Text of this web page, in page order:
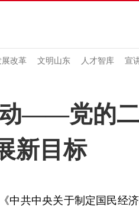
展改革 文明山东 人才智库 宣
——党的
新目标
共中央关于制定国民经